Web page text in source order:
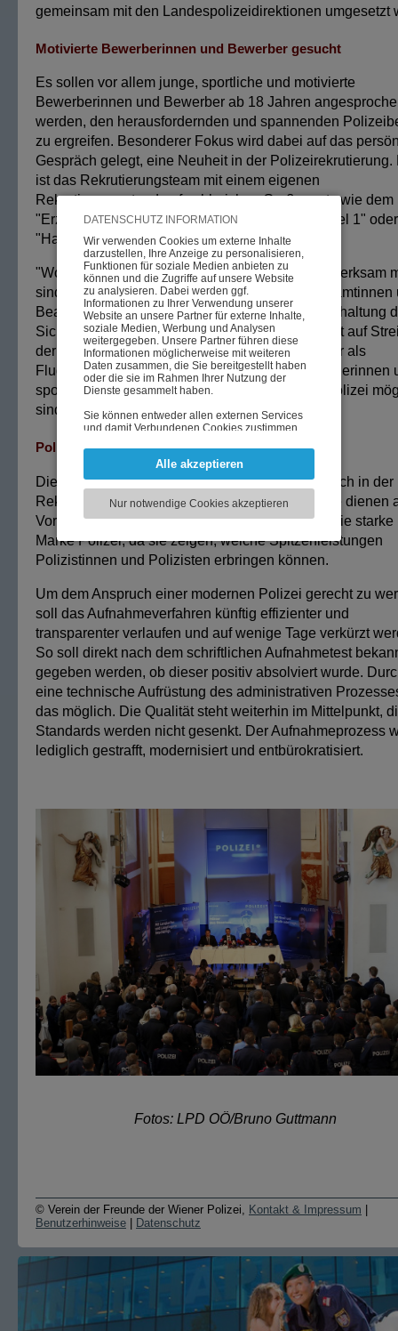
DATENSCHUTZ INFORMATION
Wir verwenden Cookies um externe Inhalte
darzustellen, Ihre Anzeige zu personalisieren,
Funktionen für soziale Medien anbieten zu
können und die Zugriffe auf unsere Website
zu analysieren. Dabei werden ggf.
Informationen zu Ihrer Verwendung unserer
Website an unsere Partner für externe Inhalte,
soziale Medien, Werbung und Analysen
weitergegeben. Unsere Partner führen diese
Informationen möglicherweise mit weiteren
Daten zusammen, die Sie bereitgestellt haben
oder die sie im Rahmen Ihrer Nutzung der
Dienste gesammelt haben.
Sie können entweder allen externen Services
und damit Verbundenen Cookies zustimmen,
Funktionsweise der Website zwingend
notwendig sind. Beachten Sie, dass bei der
Wahl der zweiten Möglichkeit ggf. nicht alle
Inhalte angezeigt werden können.
Alle akzeptieren
Nur notwendige Cookies akzeptieren
gemeinsam mit den Landespolizeidirektionen umgesetzt
Motivierte Bewerberinnen und Bewerber gesucht
Es sollen vor allem junge, sportliche und motivierte
Bewerberinnen und Bewerber ab 18 Jahren
werden, den herausfordernden und spannenden
zu ergreifen. Besonderer Fokus wird dabei auf das
Gespräch gelegt, eine Neuheit in der Polizeirekrutierung.
ist das Rekrutierungsteam mit einem eigenen
Rekrutierungsstand auf zahlreichen Großevents wie dem
"Erzbergrodeo", dem "Spartan Race", der "Formel 1"
"Hahnenkammrennen" vertreten.
"Womit die Polizei aber besonders auf sich aufmerksam
sind die außergewöhnlichen Leistungen der Beamtinnen
Beamten, mit denen sie tagtäglich zur Aufrechterhaltung
Sicherheit in Österreich beitragen. Das geschieht auf
der Straße, als Alpinpolizistin in den Bergen oder als
Flugpolizist in der Luft. Auch unsere Polizeisportlerinnen
sportler zeigen, welch Top-Leistungen bei der Polizei
sind", so Kickl.
Polizeisport mit Vorbildwirkung
Die Polizeisportlerinnen und -sportler spielen auch in der
Rekrutierungskampagne eine zentrale Rolle: Sie dienen
Vorbilder und Werbeträgerinnen und -träger für die starke
Marke Polizei, da sie zeigen, welche Spitzenleistungen
Polizistinnen und Polizisten erbringen können.
Um dem Anspruch einer modernen Polizei gerecht zu
soll das Aufnahmeverfahren künftig effizienter und
transparenter verlaufen und auf wenige Tage verkürzt
So soll direkt nach dem schriftlichen Aufnahmetest
gegeben werden, ob dieser positiv absolviert wurde.
eine technische Aufrüstung des administrativen
das möglich. Die Qualität steht weiterhin im Mittelpunkt,
Standards werden nicht gesenkt. Der Aufnahmeprozess
lediglich gestrafft, modernisiert und entbürokratisiert.
Fotos: LPD OÖ/Bruno Guttmann
© Verein der Freunde der Wiener Polizei, Kontakt & Impressum
Benutzerhinweise
Datenschutz